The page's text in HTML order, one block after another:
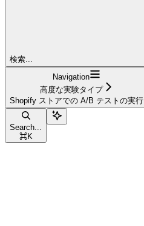
検索...
Navigation
高度な実験タイプ
Shopify ストアでの A/B テストの実行
Search...
⌘K